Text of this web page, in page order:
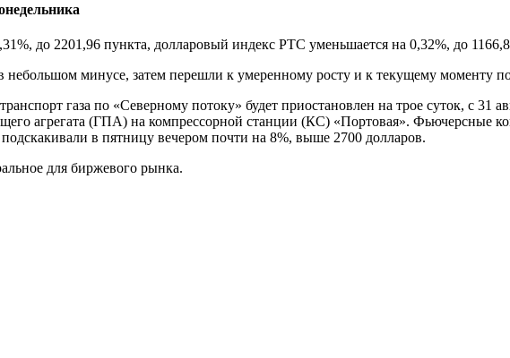
до 2201,96 пункта, долларовый индекс РТС уменьшается на 0,32%, до
небольшом минусе, затем перешли к умеренному росту и к текущему моменту
газа по «Северному потоку» будет приостановлен на трое суток, с 31
агрегата (ГПА) на компрессорной станции (КС) «Портовая». Фьючерсные
в пятницу вечером почти на 8%, выше 2700 долларов.
для биржевого рынка.